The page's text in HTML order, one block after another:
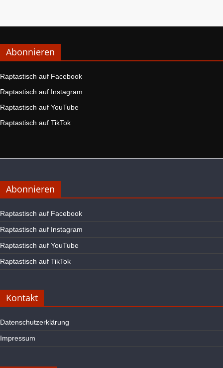
Abonnieren
Raptastisch auf Facebook
Raptastisch auf Instagram
Raptastisch auf YouTube
Raptastisch auf TikTok
Abonnieren
Raptastisch auf Facebook
Raptastisch auf Instagram
Raptastisch auf YouTube
Raptastisch auf TikTok
Kontakt
Datenschutzerklärung
Impressum